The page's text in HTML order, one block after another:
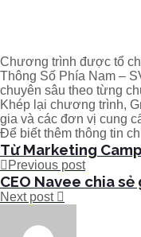
Chương trình được tổ
Thông Số Phía Nam –
chuyên sâu theo từng
Khép lại chương trình,
gia và các đơn vị cung
Để biết thêm thông tin
Từ Marketing
Previous post
CEO Navee chia
Next post